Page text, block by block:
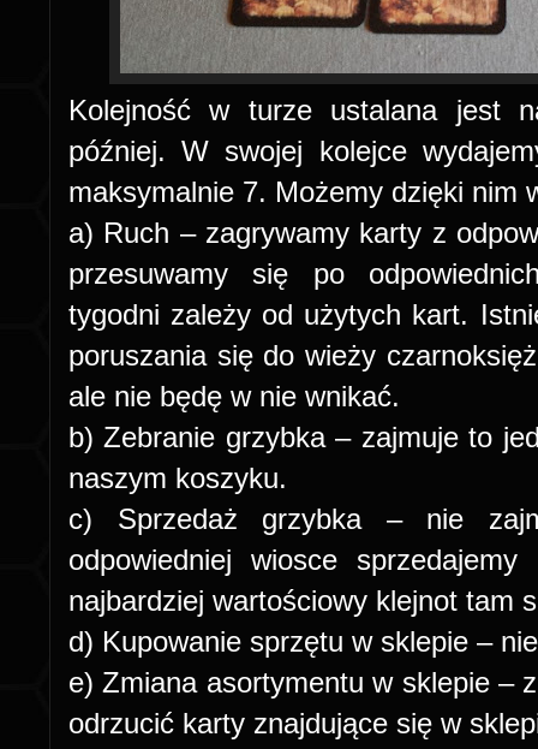
Kolejność w turze ustalana jest
później. W swojej kolejce
maksymalnie 7. Możemy dzięki nim
a) Ruch – zagrywamy karty z
przesuwamy się po
tygodni zależy od użytych kart.
poruszania się do wieży
ale nie będę w nie wnikać.
b) Zebranie grzybka – zajmuje to
naszym koszyku.
c) Sprzedaż grzybka – nie
odpowiedniej wiosce
najbardziej wartościowy klejnot tam
d) Kupowanie sprzętu w sklepie –
e) Zmiana asortymentu w sklepie –
odrzucić karty znajdujące się w